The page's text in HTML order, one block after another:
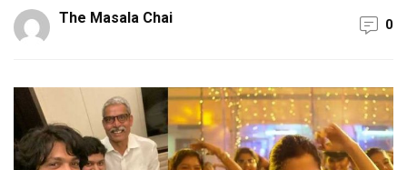
The Masala Chai 0